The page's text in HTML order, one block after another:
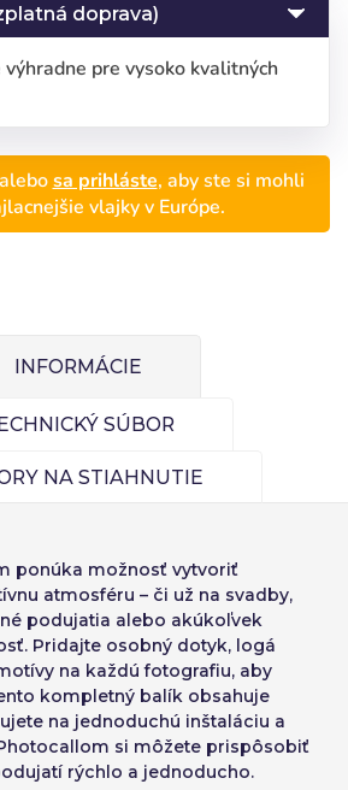
svoj jazyk
English
Français
Italiano
doprava)
výhradne pre vysoko kvalitných
alebosa prihláste, aby ste si mohli
vlajky v Európe.
INFORMÁCIE
SÚBOR
NA STIAHNUTIE
ponúka možnosť vytvoriť
atmosféru – či už na svadby,
podujatia alebo akúkoľvek
Pridajte osobný dotyk, logá
na každú fotografiu, aby
kompletný balík obsahuje
na jednoduchú inštaláciu a
si môžete prispôsobiť
rýchlo a jednoducho.
por unidad
Jednotková cena
producto al carrito
Espera, por favor
número
a
diseñar
Espere, por favor